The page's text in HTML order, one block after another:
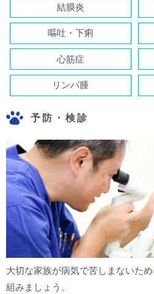
結膜炎
嘔吐・下痢
心筋症
リンパ腫
予防・検診
大切な家族が病気で苦しまないた
組みましょう。